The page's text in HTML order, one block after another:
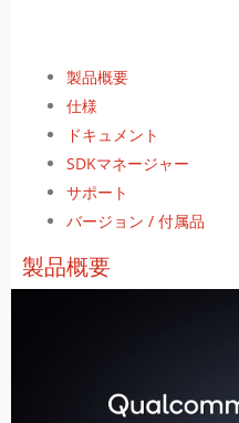
製品概要
仕様
ドキュメント
SDKマネージャー
サポート
バージョン / 付属品
製品概要